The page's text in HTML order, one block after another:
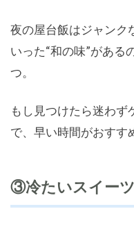
夜の屋台飯はジャンク
いった“和の味”がある
つ。
もし見つけたら迷わ
で、早い時間がおすす
③冷たいスイー